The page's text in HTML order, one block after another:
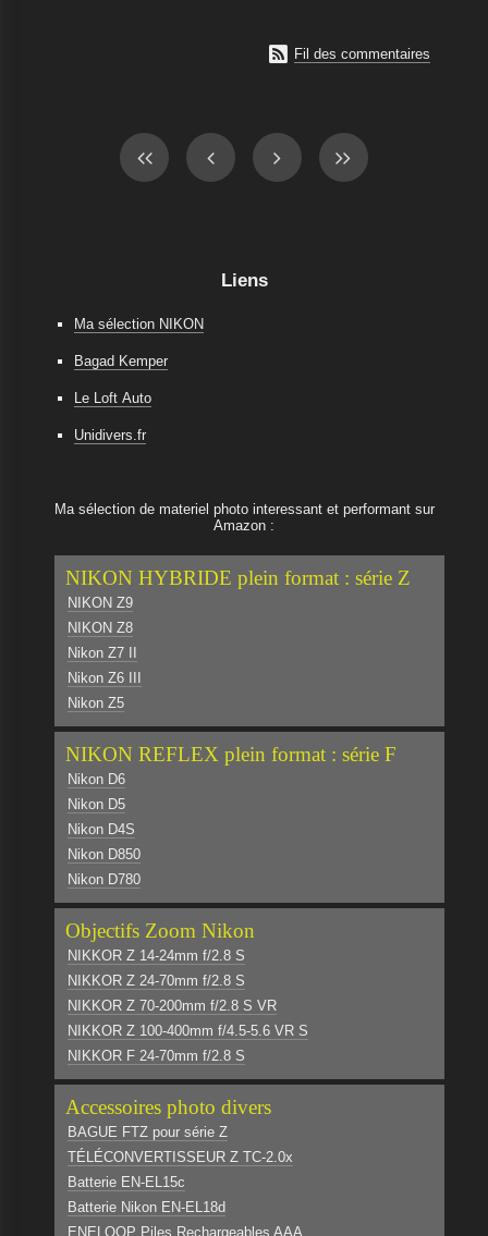
 Fil des commentaires
Liens
Ma sélection NIKON
Bagad Kemper
Le Loft Auto
Unidivers.fr
Ma sélection de materiel photo interessant et performant sur
Amazon :
NIKON HYBRIDE plein format : série Z
NIKON Z9
NIKON Z8
Nikon Z7 II
Nikon Z6 III
Nikon Z5
NIKON REFLEX plein format : série F
Nikon D6
Nikon D5
Nikon D4S
Nikon D850
Nikon D780
Objectifs Zoom Nikon
NIKKOR Z 14-24mm f/2.8 S
NIKKOR Z 24-70mm f/2.8 S
NIKKOR Z 70-200mm f/2.8 S VR
NIKKOR Z 100-400mm f/4.5-5.6 VR S
NIKKOR F 24-70mm f/2.8 S
Accessoires photo divers
BAGUE FTZ pour série Z
TÉLÉCONVERTISSEUR Z TC-2.0x
Batterie EN-EL15c
Batterie Nikon EN-EL18d
ENELOOP Piles Rechargeables AAA